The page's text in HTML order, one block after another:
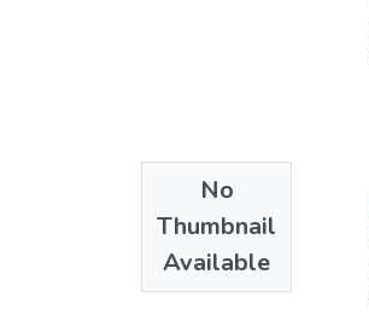
No
Thumbnail
Available